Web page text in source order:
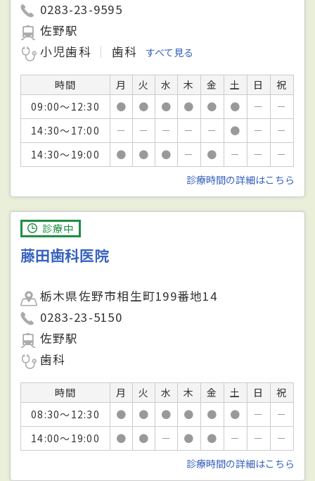
0283-23-9595
佐野駅
小児歯科
歯科 すべて見る
時間 月 火 水 木 金 土 日
祝
09:00～12:30
● ● ● ● ● ● －
－
14:30～17:00
－ － － － － ● －
－
14:30～19:00
● ● ● － ● － －
－
診療時間の詳細はこちら
診療中
藤田歯科医院
栃木県佐野市相生町199番地14
0283-23-5150
佐野駅
歯科
時間 月 火 水 木 金 土 日
祝
08:30～12:30
● ● ● ● ● ● －
－
14:00～19:00
● ● － ● ● － －
－
診療時間の詳細はこちら